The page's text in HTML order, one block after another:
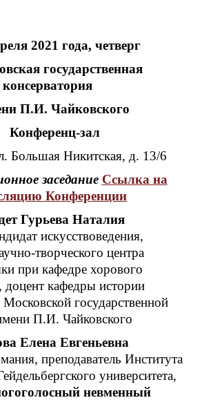
2021 года, четверг
государственная
консерватория
П.И. Чайковского
Конференц-зал
Большая Никитская, д. 13/6
заседание Ссылка на
Конференции
Гурьева Наталия
искусствоведения,
творческого центра
при кафедре хорового
кафедры истории
государственной
П.И. Чайковского
Елена Евгеньевна
преподаватель Института
университета,
невменный